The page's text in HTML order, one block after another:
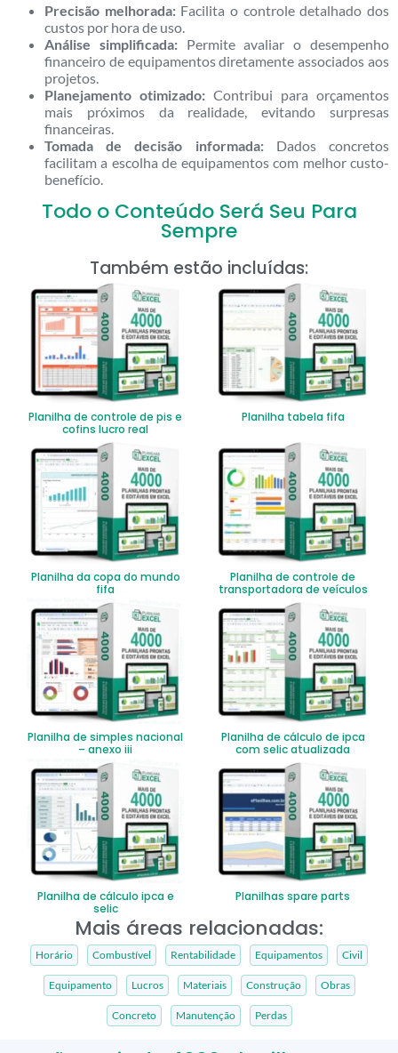
Precisão melhorada:Facilita o controle detalhado dos
custos por hora de uso.
Análise simplificada:Permite avaliar o desempenho
financeiro de equipamentos diretamente associados aos
projetos.
Planejamento otimizado: Contribui para orçamentos
mais próximos da realidade, evitando surpresas
financeiras.
Tomada de decisão informada:Dados concretos
facilitam a escolha de equipamentos com melhor custo-
benefício.
Todo o Conteúdo Será Seu Para
Sempre
Também estão incluídas:
Planilha de controle de pis e
cofins lucro real
Planilha tabela fifa
Planilha da copa do mundo
fifa
Planilha de controle de
transportadora de veículos
Planilha de simples nacional
– anexo iii
Planilha de cálculo de ipca
com selic atualizada
Planilha de cálculo ipca e
selic
Planilhas spare parts
Mais áreas relacionadas:
Horário Combustível Rentabilidade Equipamentos Civil
Equipamento Lucros Materiais Construção Obras
Concreto Manutenção Perdas